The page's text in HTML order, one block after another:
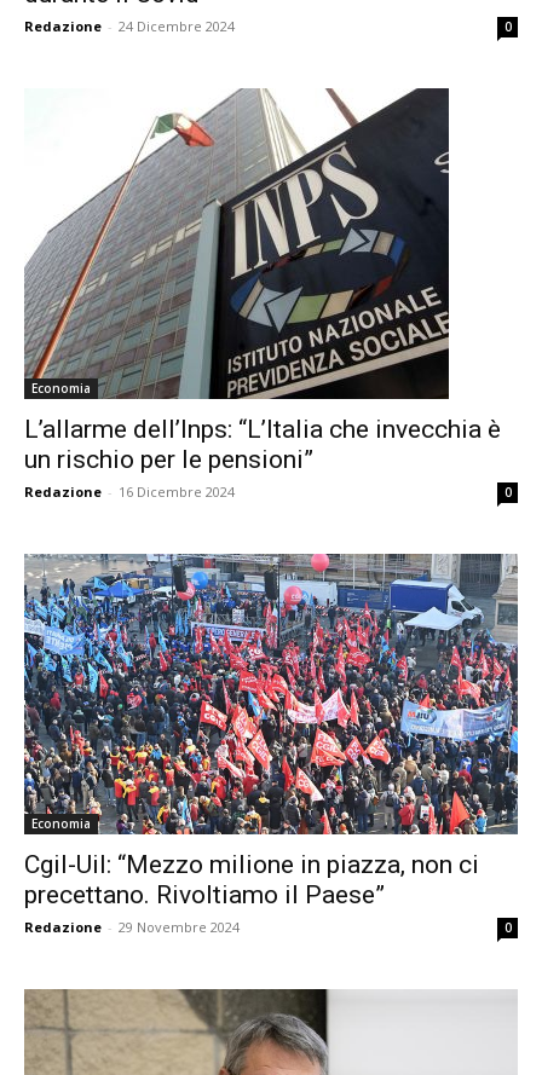
Redazione - 24 Dicembre 2024 0
Economia
L’allarme dell’Inps: “L’Italia che invecchia è
un rischio per le pensioni”
Redazione - 16 Dicembre 2024 0
Economia
Cgil-Uil: “Mezzo milione in piazza, non ci
precettano. Rivoltiamo il Paese”
Redazione - 29 Novembre 2024 0